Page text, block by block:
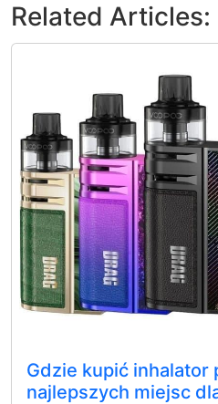
Related Articles:
Gdzie kupić inhalator
najlepszych miejsc